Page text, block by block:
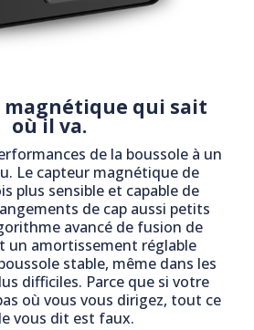
magnétique qui sait
où il va.
de la boussole à un
Le capteur magnétique de
plus sensible et capable de
de cap aussi petits
avancé de fusion de
un amortissement réglable
stable, même dans les
difficiles. Parce que si votre
où vous vous dirigez, tout ce
vous dit est faux.